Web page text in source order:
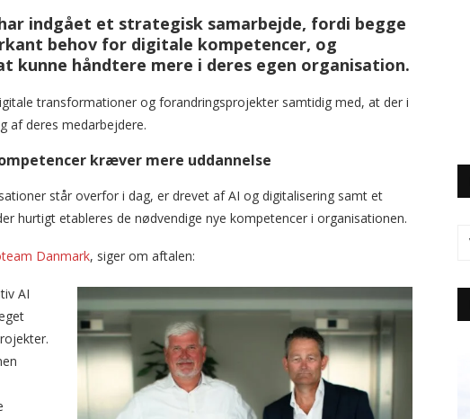
indgået et strategisk samarbejde, fordi begge
behov for digitale kompetencer, og
kunne håndtere mere i deres egen organisation.
transformationer og forandringsprojekter samtidig med, at der i
af deres medarbejdere.
kræver mere uddannelse
står overfor i dag, er drevet af AI og digitalisering samt et
hurtigt etableres de nødvendige nye kompetencer i organisationen.
Danmark, siger om aftalen:
AI